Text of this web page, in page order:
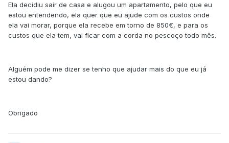
Ela decidiu sair de casa e alugou um apartamento, pelo que eu
estou entendendo, ela quer que eu ajude com os custos onde
ela vai morar, porque ela recebe em torno de 850€, e para os
custos que ela tem, vai ficar com a corda no pescoço todo mês.
Alguém pode me dizer se tenho que ajudar mais do que eu já
estou dando?
Obrigado